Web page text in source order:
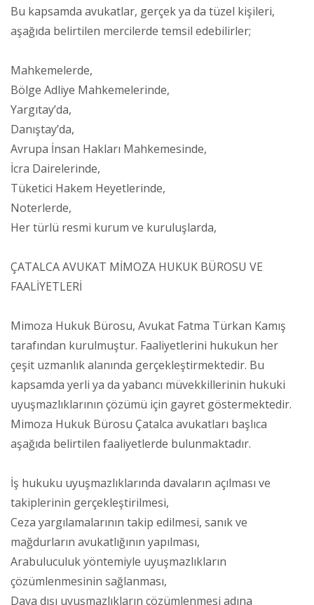
Bu kapsamda avukatlar, gerçek ya da tüzel kişileri,
aşağıda belirtilen mercilerde temsil edebilirler;
Mahkemelerde,
Bölge Adliye Mahkemelerinde,
Yargıtay’da,
Danıştay’da,
Avrupa İnsan Hakları Mahkemesinde,
İcra Dairelerinde,
Tüketici Hakem Heyetlerinde,
Noterlerde,
Her türlü resmi kurum ve kuruluşlarda,
ÇATALCA AVUKAT MİMOZA HUKUK BÜROSU VE
FAALİYETLERİ
Mimoza Hukuk Bürosu, Avukat Fatma Türkan Kamış
tarafından kurulmuştur. Faaliyetlerini hukukun her
çeşit uzmanlık alanında gerçekleştirmektedir. Bu
kapsamda yerli ya da yabancı müvekkillerinin hukuki
uyuşmazlıklarının çözümü için gayret göstermektedir.
Mimoza Hukuk Bürosu Çatalca avukatları başlıca
aşağıda belirtilen faaliyetlerde bulunmaktadır.
İş hukuku uyuşmazlıklarında davaların açılması ve
takiplerinin gerçekleştirilmesi,
Ceza yargılamalarının takip edilmesi, sanık ve
mağdurların avukatlığının yapılması,
Arabuluculuk yöntemiyle uyuşmazlıkların
çözümlenmesinin sağlanması,
Dava dışı uyuşmazlıkların çözümlenmesi adına